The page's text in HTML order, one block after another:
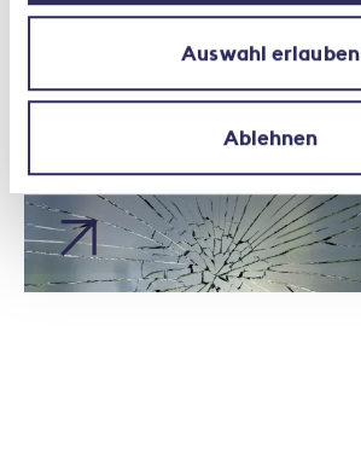
Auswahl erlauben
Ablehnen
Vorsorgebericht 2040 –